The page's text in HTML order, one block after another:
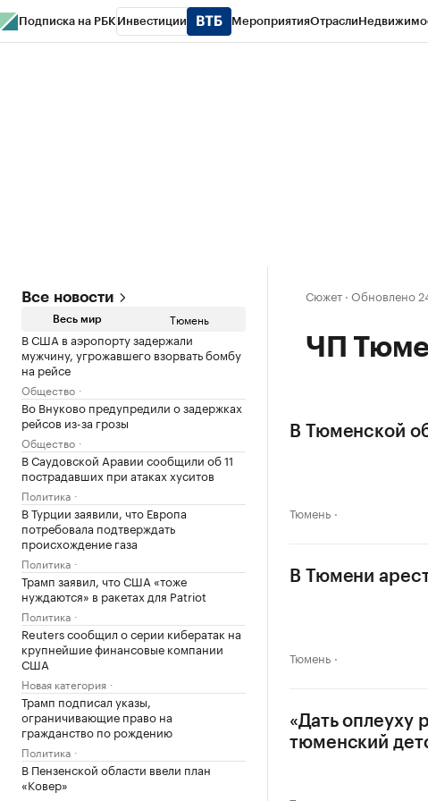
Подписка на РБК Инвестиции МероприятияОтрасли
Все новости
Весь мир Тюмень
В США в аэропорту задержали
мужчину, угрожавшего взорвать бомбу
на рейсе
Общество
Во Внуково предупредили о задержках
рейсов из-за грозы
Общество
В Саудовской Аравии сообщили об 11
пострадавших при атаках хуситов
Политика
В Турции заявили, что Европа
потребовала подтверждать
происхождение газа
Политика
Трамп заявил, что США «тоже
нуждаются» в ракетах для Patriot
Политика
Reuters сообщил о серии кибератак на
крупнейшие финансовые компании
США
Новая категория
Трамп подписал указы,
ограничивающие право на
гражданство по рождению
Политика
В Пензенской области ввели план
«Ковер»
Сюжет · Обновлено
ЧП
В Тюменской
Тюмень
В Тюмени
Тюмень
«Дать оплеуху
тюменский